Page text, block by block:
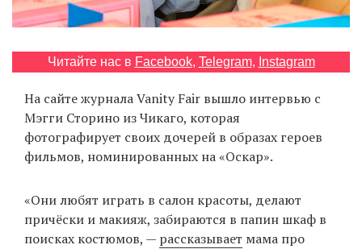
Читайте нас в Facebook, Telegram, Instagram
На сайте журнала Vanity Fair вышло интервью с
Мэгги Сторино из Чикаго, которая
фотографирует своих дочерей в образах героев
фильмов, номинированных на «Оскар».
«Они любят играть в салон красоты, делают
причёски и макияж, забираются в папин шкаф в
поисках костюмов, — рассказывает мама про